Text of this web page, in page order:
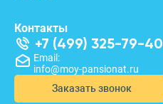
Контакты
+7 (499) 325-79-40
Email:
info@moy-pansionat.ru
Заказать звонок